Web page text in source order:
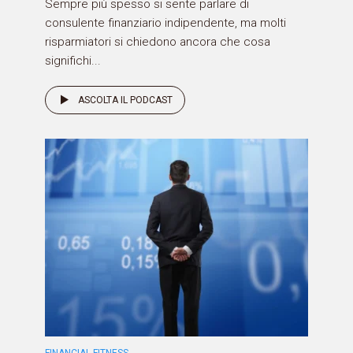
Sempre più spesso si sente parlare di
consulente finanziario indipendente, ma molti
risparmiatori si chiedono ancora che cosa
significhi...
ASCOLTA IL PODCAST